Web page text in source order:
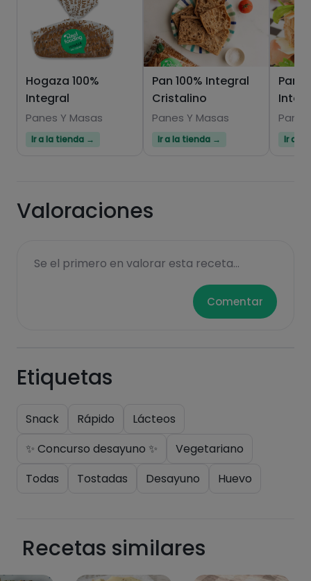
Hazte PLUS para ver la información nutricional
de las recetas, y desbloquear muchas más
funcionalidades PLUS.
Hogaza 100%
Integral
Panes Y Masas
Ir a la tienda →
Pan 100% Integral
Cristalino
Panes Y Masas
Ir a la tienda →
Pan
Ir a
Valoraciones
Se el primero en valorar esta receta...
Comentar
Etiquetas
Snack Rápido
Lácteos
✨ Concurso desayuno ✨
Vegetariano
Todas
Tostadas Desayuno Huevo
Recetas similares